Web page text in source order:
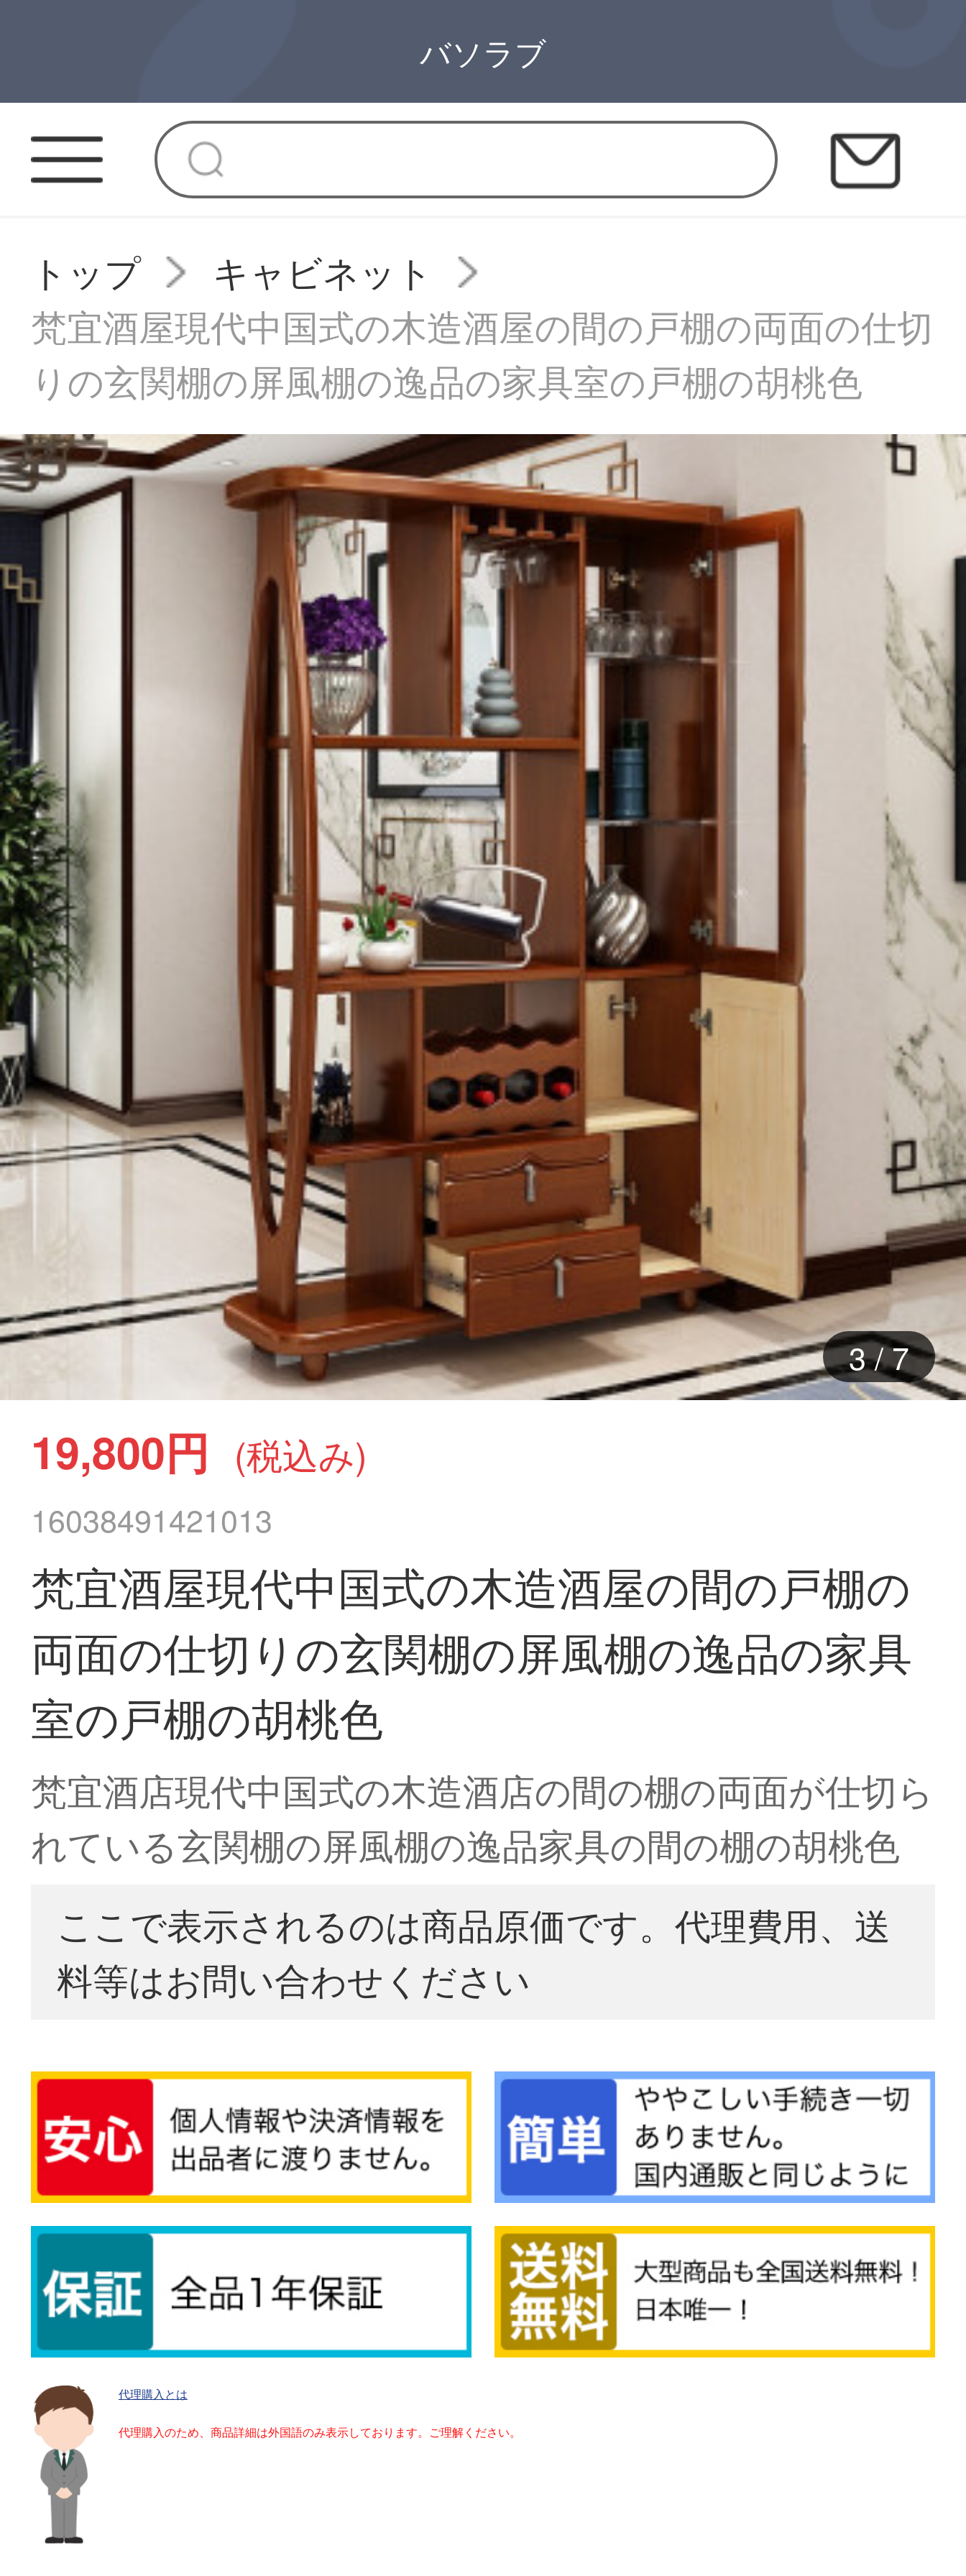
バソラブ
トップ
キャビネット
梵宜酒屋現代中国式の木造酒屋の間の戸棚の両面の仕切
りの玄関棚の屏風棚の逸品の家具室の戸棚の胡桃色
4/7
19,800円 (税込み)
16038491421013
梵宜酒屋現代中国式の木造酒屋の間の戸棚の
両面の仕切りの玄関棚の屏風棚の逸品の家具
室の戸棚の胡桃色
梵宜酒店現代中国式の木造酒店の間の棚の両面が仕切ら
れている玄関棚の屏風棚の逸品家具の間の棚の胡桃色
ここで表示されるのは商品原価です。代理費用、送
料等はお問い合わせください
代理購入とは
代理購入のため、商品詳細は外国語のみ表示しております。ご理解ください。